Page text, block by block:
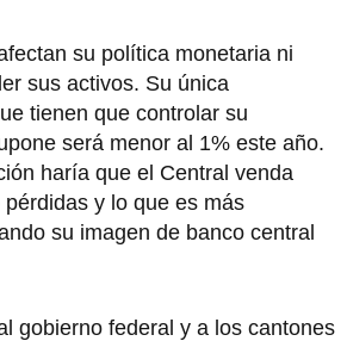
su política monetaria ni
sus activos. Su única
tienen que controlar su
será menor al 1% este año.
haría que el Central venda
y lo que es más
su imagen de banco central
gobierno federal y a los cantones